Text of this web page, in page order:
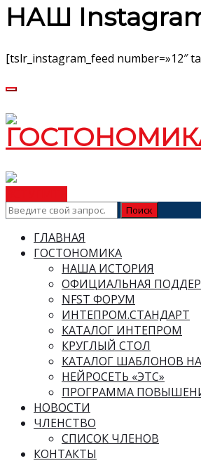
НАШ
[tslr_instagram_feed number=»12″
ГЛАВНАЯ
ГОСТОНОМИКА
НАША ИСТОРИЯ
ОФИЦИАЛЬНАЯ
NFST ФОРУМ
ИНТЕПРОМ.СТАНДАРТ
КАТАЛОГ ИНТЕПРОМ
КРУГЛЫЙ СТОЛ
КАТАЛОГ ШАБЛОНОВ
НЕЙРОСЕТЬ «ЭТС»
ПРОГРАММА
НОВОСТИ
ЧЛЕНСТВО
СПИСОК ЧЛЕНОВ
КОНТАКТЫ